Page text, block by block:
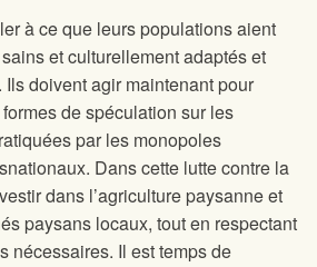
à ce que leurs populations aient
et culturellement adaptés et
doivent agir maintenant pour
de spéculation sur les
par les monopoles
Dans cette lutte contre la
dans l’agriculture paysanne et
paysans locaux, tout en respectant
nécessaires. Il est temps de